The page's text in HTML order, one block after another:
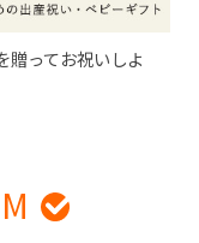
贈ってお祝いしよ